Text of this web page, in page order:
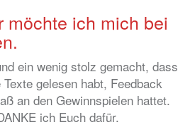
möchte ich mich bei
ein wenig stolz gemacht, dass
gelesen habt, Feedback
an den Gewinnspielen hattet.
ich Euch dafür.